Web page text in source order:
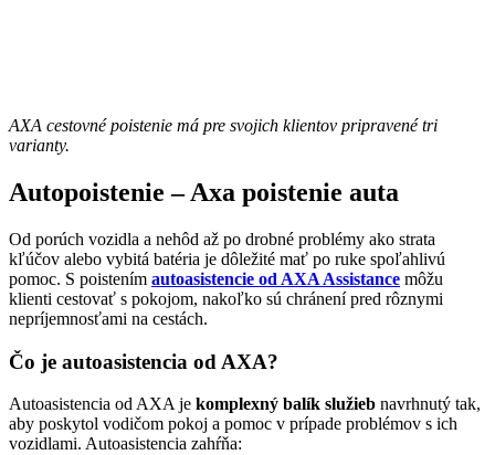
AXA cestovné poistenie má pre svojich klientov pripravené tri
varianty.
Autopoistenie – Axa poistenie auta
Od porúch vozidla a nehôd až po drobné problémy ako strata
kľúčov alebo vybitá batéria je dôležité mať po ruke spoľahlivú
pomoc. S poistením autoasistencie od AXA Assistance môžu
klienti cestovať s pokojom, nakoľko sú chránení pred rôznymi
nepríjemnosťami na cestách.
Čo je autoasistencia od AXA?
Autoasistencia od AXA je komplexný balík služieb navrhnutý tak,
aby poskytol vodičom pokoj a pomoc v prípade problémov s ich
vozidlami. Autoasistencia zahŕňa: